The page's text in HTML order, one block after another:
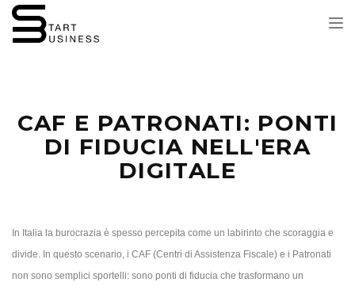
CAF E PATRONATI: PONTI
DI FIDUCIA NELL'ERA
DIGITALE
In Italia la burocrazia è spesso percepita come un labirinto che scoraggia e
divide. In questo scenario, i CAF (Centri di Assistenza Fiscale) e i Patronati
non sono semplici sportelli: sono ponti di fiducia che trasformano un